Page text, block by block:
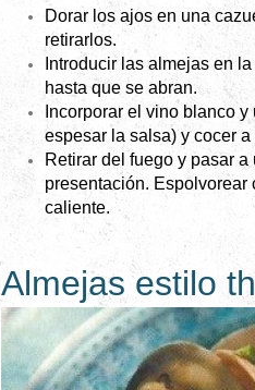
Dorar los ajos en una
retirarlos.
Introducir las almejas en
hasta que se abran.
Incorporar el vino blanco
espesar la salsa) y cocer
Retirar del fuego y pasar
presentación. Espolvorear
caliente.
Almejas estilo